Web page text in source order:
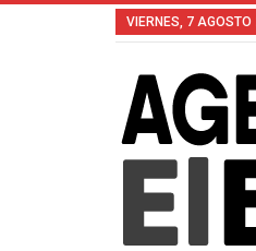
VIERNES, 7 AGOSTO